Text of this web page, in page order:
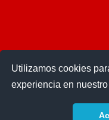
Utilizamos cookies
experiencia en